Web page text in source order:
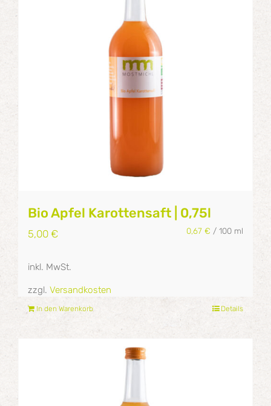
Bio Apfel Karottensaft | 0,75l
5,00 € 0,67€ /100 ml
inkl. MwSt.
zzgl. Versandkosten
In den Warenkorb Details